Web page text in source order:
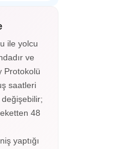
sahil
ve
zamanın
ile yolcu
ve
Protokolü
saatleri
48
yaptığı